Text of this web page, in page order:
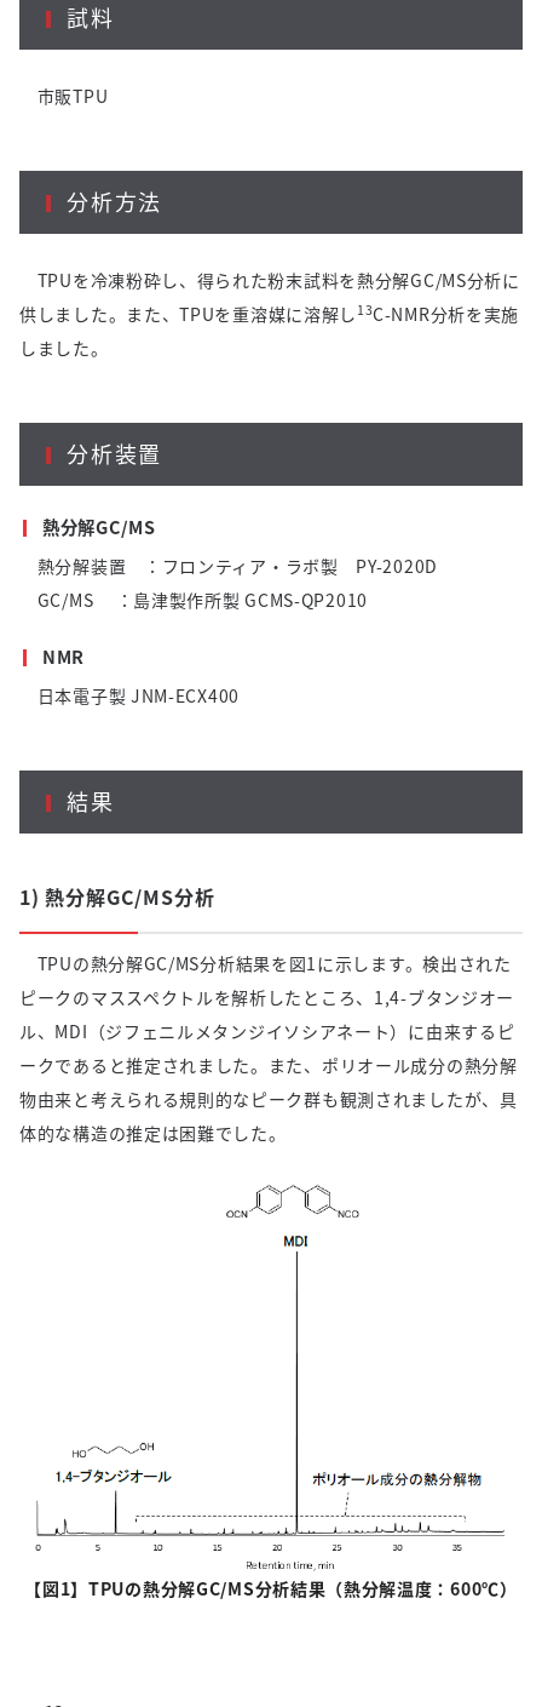
試料
市販TPU
分析方法
TPUを冷凍粉砕し、得られた粉末試料を熱分解GC/MS分析に
供しました。また、TPUを重溶媒に溶解し 13C-NMR分析を実施
しました。
分析装置
熱分解GC/MS
熱分解装置 ：フロンティア・ラボ製 PY-2020D
GC/MS
：島津製作所製GCMS-QP2010
NMR
日本電子製 JNM-ECX400
結果
1) 熱分解GC/MS分析
TPUの熱分解GC/MS分析結果を図1 に示します。検出された
ピークのマススペクトルを解析したところ、 1,4-ブタンジオー
ル、 MDI （ジフェニルメタンジイソシアネート）に由来するピ
ークであると推定されました。また、ポリオール成分の熱分解
物由来と考えられる規則的なピーク群も観測されましたが、具
体的な構造の推定は困難でした。
【図1】TPUの熱分解GC/MS分析結果（熱分解温度：600℃）